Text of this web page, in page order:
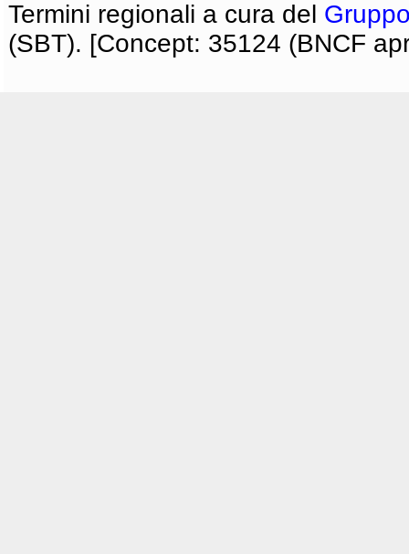
Termini regionali a cura del
(SBT). [Concept: 35124 (BNCF